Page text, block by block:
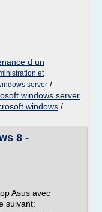
d un
et
server /
windows server
windows /
8 -
Asus avec
suivant: